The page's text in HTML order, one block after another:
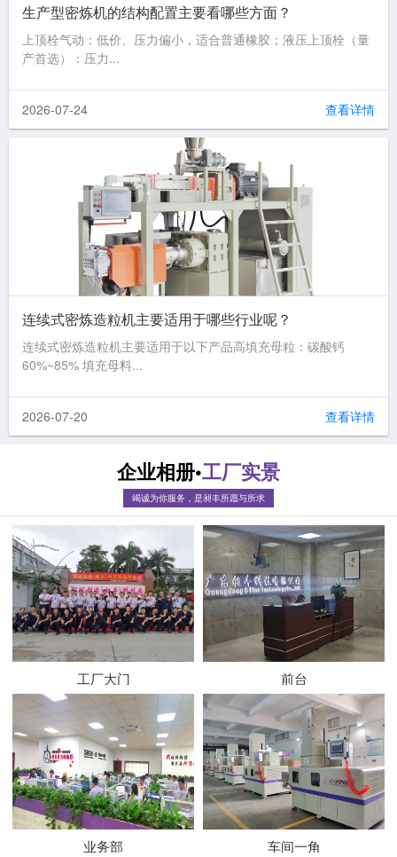
生产型密炼机的结构配置主要看哪些方面？
上顶栓气动：低价、压力偏小，适合普通橡胶；液压上顶栓（量
产首选）：压力...
2026-07-24 查看详情
连续式密炼造粒机主要适用于哪些行业呢？
连续式密炼造粒机主要适用于以下产品高填充母粒：碳酸钙
60%~85% 填充母料...
2026-07-20 查看详情
企业相册•工厂实景
竭诚为你服务，是昶丰所愿与所求
工厂大门 前台
业务部 车间一角